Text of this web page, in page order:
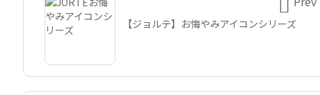
【ジョルテ】お悔やみアイコンシリーズ